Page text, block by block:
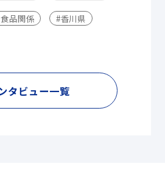
品関係 #香川県
タビュー一覧